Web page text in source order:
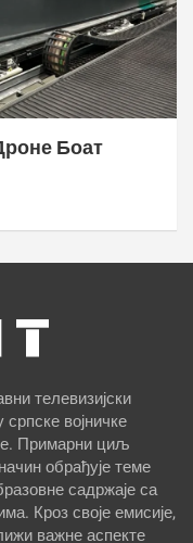
Боат
телевизијски
војничке
Примарни циљ
обрађује теме
садржаје са
Кроз своје емисије,
важне аспекте